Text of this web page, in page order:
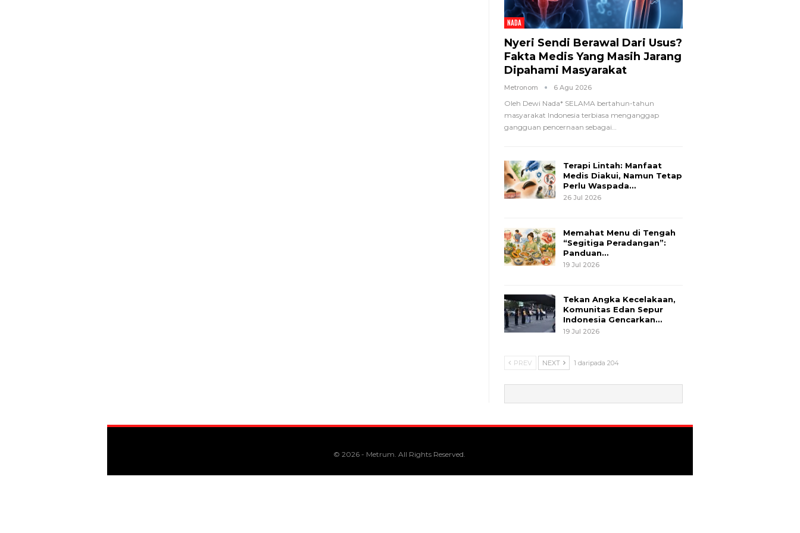
NADA
Nyeri Sendi Berawal Dari Usus?
Fakta Medis Yang Masih Jarang
Dipahami Masyarakat
Metronom 6 Agu 2026
Oleh Dewi Nada* SELAMA bertahun-tahun
masyarakat Indonesia terbiasa menganggap
gangguan pencernaan sebagai…
Terapi Lintah: Manfaat
Medis Diakui, Namun Tetap
Perlu Waspada…
26 Jul 2026
Memahat Menu di Tengah
“Segitiga Peradangan”:
Panduan…
19 Jul 2026
Tekan Angka Kecelakaan,
Komunitas Edan Sepur
Indonesia Gencarkan…
19 Jul 2026
PREV NEXT 1 daripada 204
© 2026 - Metrum. All Rights Reserved.